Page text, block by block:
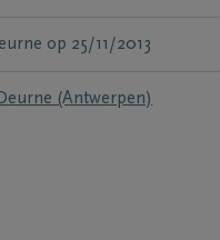
op 25/11/2013
Deurne (Antwerpen)